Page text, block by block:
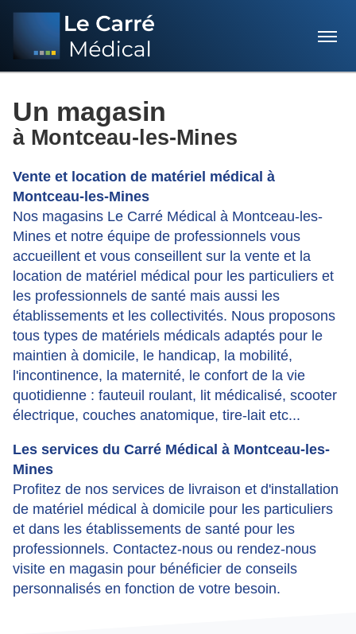
Menu
Un magasin
à Montceau-les-Mines
Vente et location de matériel médical à
Montceau-les-Mines
Nos magasins Le Carré Médical à Montceau-les-
Mines et notre équipe de professionnels vous
accueillent et vous conseillent sur la vente et la
location de matériel médical pour les particuliers et
les professionnels de santé mais aussi les
établissements et les collectivités. Nous proposons
tous types de matériels médicals adaptés pour le
maintien à domicile, le handicap, la mobilité,
l'incontinence, la maternité, le confort de la vie
quotidienne : fauteuil roulant, lit médicalisé, scooter
électrique, couches anatomique, tire-lait etc...
Les services du Carré Médical à Montceau-les-
Mines
Profitez de nos services de livraison et d'installation
de matériel médical à domicile pour les particuliers
et dans les établissements de santé pour les
professionnels. Contactez-nous ou rendez-nous
visite en magasin pour bénéficier de conseils
personnalisés en fonction de votre besoin.